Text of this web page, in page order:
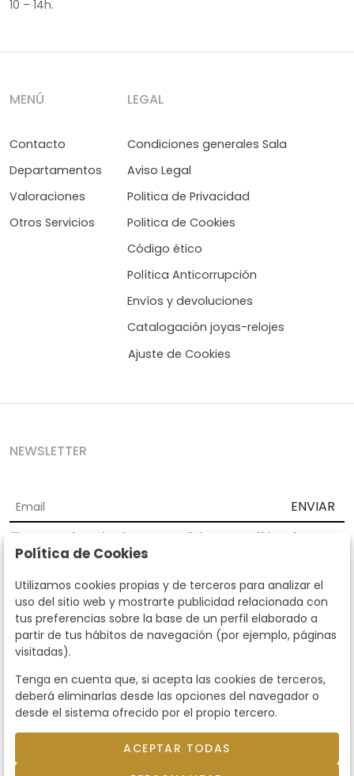
10 – 14h.
MENÚ
Contacto
Departamentos
Valoraciones
Otros Servicios
LEGAL
Condiciones generales Sala
Aviso Legal
Politica de Privacidad
Politica de Cookies
Código ético
Política Anticorrupción
Envíos y devoluciones
Catalogación joyas-relojes
Ajuste de Cookies
NEWSLETTER
ENVIAR
Acepto los Términos y Condiciones
Política de
privacidad
Según la LOPD y disposiciones de desarrollo, informamos que sus
datos personales serán tratados por parte de Subastas Segre con la
finalidad de gestionar la relación comercial. Puede ejercitar los
derechos de acceso, rectificación, cancelación, oposición y demás
derechos en los términos establecidos en la normativa vigente
dirigiéndote a nosotros. Asimismo, nos puede solicitar el envío de
llamando al teléfono 915159584 o enviando un e-mail a
info@subastassegre.es
Este sitio está protegido por reCAPTCHA y se aplican la
© 2026
Política de Cookies
Utilizamos cookies propias y de terceros para analizar el
uso del sitio web y mostrarte publicidad relacionada con
tus preferencias sobre la base de un perfil elaborado a
partir de tus hábitos de navegación (por ejemplo, páginas
visitadas).
Tenga en cuenta que, si acepta las cookies de terceros,
deberá eliminarlas desde las opciones del navegador o
desde el sistema ofrecido por el propio tercero.
ACEPTAR TODAS